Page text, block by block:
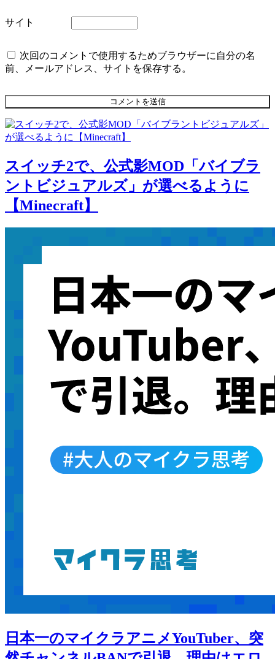
サイト
次回のコメントで使用するためブラウザーに自分の名
前、メールアドレス、サイトを保存する。
スイッチ2で、公式影MOD「バイブラ
ントビジュアルズ」が選べるように
【Minecraft】
日本一のマイクラアニメYouTuber、突